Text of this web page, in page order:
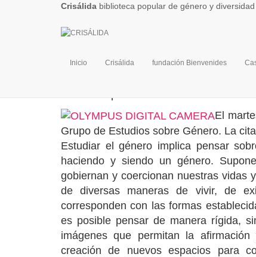
Crisálida biblioteca popular de género y
Inicio Crisálida fundación Bienvenides
Grupo de
El
Grupo de Estudios sobre Género. La
Estudiar el género implica pensar
haciendo y siendo un género.
gobiernan y coercionan nuestras vidas
de diversas maneras de vivir, de
corresponden con las formas
es posible pensar de manera rígida,
imágenes que permitan la
creación de nuevos espacios para